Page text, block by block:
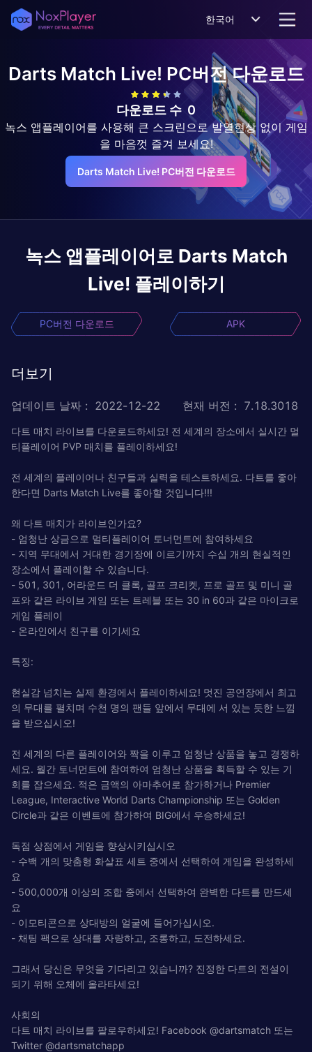
한국어
Darts Match Live! PC버전 다운로드
다운로드 수 0
녹스 앱플레이어를 사용해 큰 스크린으로 발열현상 없이 게임
을 마음껏 즐겨 보세요!
Darts Match Live! PC버전 다운로드
녹스 앱플레이어로 Darts Match
Live! 플레이하기
PC버전 다운로드 APK
더보기
업데이트 날짜 : 2022-12-22 현재 버전 : 7.18.3018
다트 매치 라이브를 다운로드하세요! 전 세계의 장소에서 실시간 멀
티플레이어 PVP 매치를 플레이하세요!
전 세계의 플레이어나 친구들과 실력을 테스트하세요. 다트를 좋아
한다면 Darts Match Live를 좋아할 것입니다!!!
왜 다트 매치가 라이브인가요?
- 엄청난 상금으로 멀티플레이어 토너먼트에 참여하세요
- 지역 무대에서 거대한 경기장에 이르기까지 수십 개의 현실적인
장소에서 플레이할 수 있습니다.
- 501, 301, 어라운드 더 클록, 골프 크리켓, 프로 골프 및 미니 골
프와 같은 라이브 게임 또는 트레블 또는 30 in 60과 같은 마이크로
게임 플레이
- 온라인에서 친구를 이기세요
특징:
현실감 넘치는 실제 환경에서 플레이하세요! 멋진 공연장에서 최고
의 무대를 펼치며 수천 명의 팬들 앞에서 무대에 서 있는 듯한 느낌
을 받으십시오!
전 세계의 다른 플레이어와 짝을 이루고 엄청난 상품을 놓고 경쟁하
세요. 월간 토너먼트에 참여하여 엄청난 상품을 획득할 수 있는 기
회를 잡으세요. 적은 금액의 아마추어로 참가하거나 Premier
League, Interactive World Darts Championship 또는 Golden
Circle과 같은 이벤트에 참가하여 BIG에서 우승하세요!
독점 상점에서 게임을 향상시키십시오
- 수백 개의 맞춤형 화살표 세트 중에서 선택하여 게임을 완성하세
요
- 500,000개 이상의 조합 중에서 선택하여 완벽한 다트를 만드세
요
- 이모티콘으로 상대방의 얼굴에 들어가십시오.
- 채팅 팩으로 상대를 자랑하고, 조롱하고, 도전하세요.
그래서 당신은 무엇을 기다리고 있습니까? 진정한 다트의 전설이
되기 위해 오체에 올라타세요!
사회의
다트 매치 라이브를 팔로우하세요! Facebook @dartsmatch 또는
Twitter @dartsmatchapp